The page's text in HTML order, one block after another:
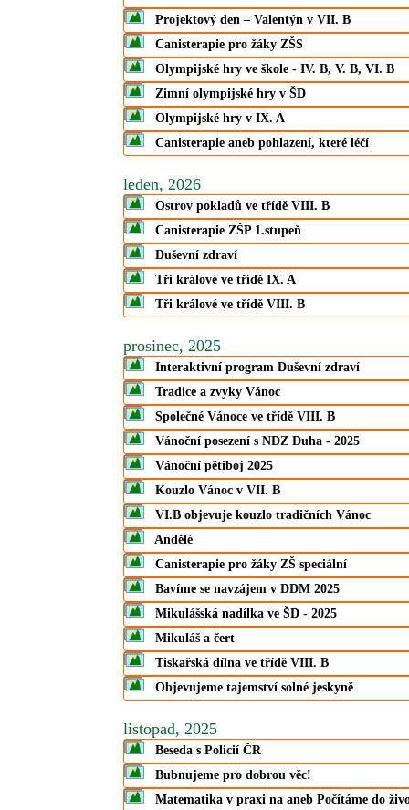
Projektový den – Valentýn v VII. B
Canisterapie pro žáky ZŠS
Olympijské hry ve škole - IV. B, V. B, VI. B
Zimní olympijské hry v ŠD
Olympijské hry v IX. A
Canisterapie aneb pohlazení, které léčí
leden, 2026
Ostrov pokladů ve třídě VIII. B
Canisterapie ZŠP 1.stupeň
Duševní zdraví
Tři králové ve třídě IX. A
Tři králové ve třídě VIII. B
prosinec, 2025
Interaktivní program Duševní zdraví
Tradice a zvyky Vánoc
Společné Vánoce ve třídě VIII. B
Vánoční posezení s NDZ Duha - 2025
Vánoční pětiboj 2025
Kouzlo Vánoc v VII. B
VI.B objevuje kouzlo tradičních Vánoc
Andělé
Canisterapie pro žáky ZŠ speciální
Bavíme se navzájem v DDM 2025
Mikulášská nadílka ve ŠD - 2025
Mikuláš a čert
Tiskařská dílna ve třídě VIII. B
Objevujeme tajemství solné jeskyně
listopad, 2025
Beseda s Policií ČR
Bubnujeme pro dobrou věc!
Matematika v praxi na aneb Počítáme do